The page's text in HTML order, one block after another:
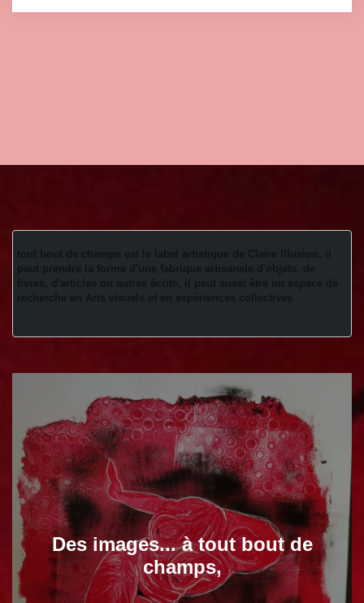
tout bout de champs est le label artistique de Claire Illusion, il
peut prendre la forme d'une fabrique artisanale d'objets, de
livres, d'articles ou autres écrits, il peut aussi être un espace de
recherche en Arts visuels et en expériences collectives
Des images... à tout bout de
champs,